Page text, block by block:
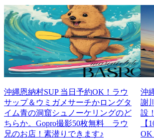
沖縄恩納村SUP 当日予約OK！ラウ
サップ＆ウミガメサーチかロングタ
イム青の洞窟シュノーケリングのど
ちらか。Gopro撮影50枚無料 ラウ
兄のお店！素潜りできます♪
沖
謝
設
【
OK